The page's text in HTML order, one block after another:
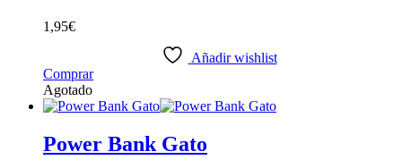
1,95€
Añadir wishlist
Comprar
Agotado
Power Bank Gato